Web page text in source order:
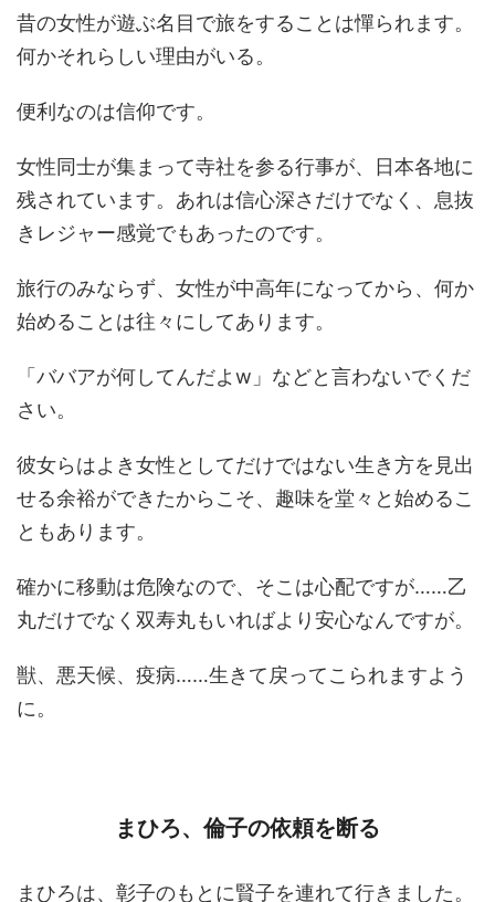
昔の女性が遊ぶ名目で旅をすることは憚られます。
何かそれらしい理由がいる。
便利なのは信仰です。
女性同士が集まって寺社を参る行事が、日本各地に
残されています。あれは信心深さだけでなく、息抜
きレジャー感覚でもあったのです。
旅行のみならず、女性が中高年になってから、何か
始めることは往々にしてあります。
「ババアが何してんだよw」などと言わないでくだ
さい。
彼女らはよき女性としてだけではない生き方を見出
せる余裕ができたからこそ、趣味を堂々と始めるこ
ともあります。
確かに移動は危険なので、そこは心配ですが……乙
丸だけでなく双寿丸もいればより安心なんですが。
獣、悪天候、疫病……生きて戻ってこられますよう
に。
まひろ、倫子の依頼を断る
まひろは、彰子のもとに賢子を連れて行きました。